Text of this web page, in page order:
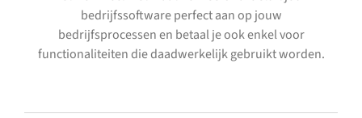
bedrijfssoftware perfect aan op jouw
bedrijfsprocessen en betaal je ook enkel voor
functionaliteiten die daadwerkelijk gebruikt worden.